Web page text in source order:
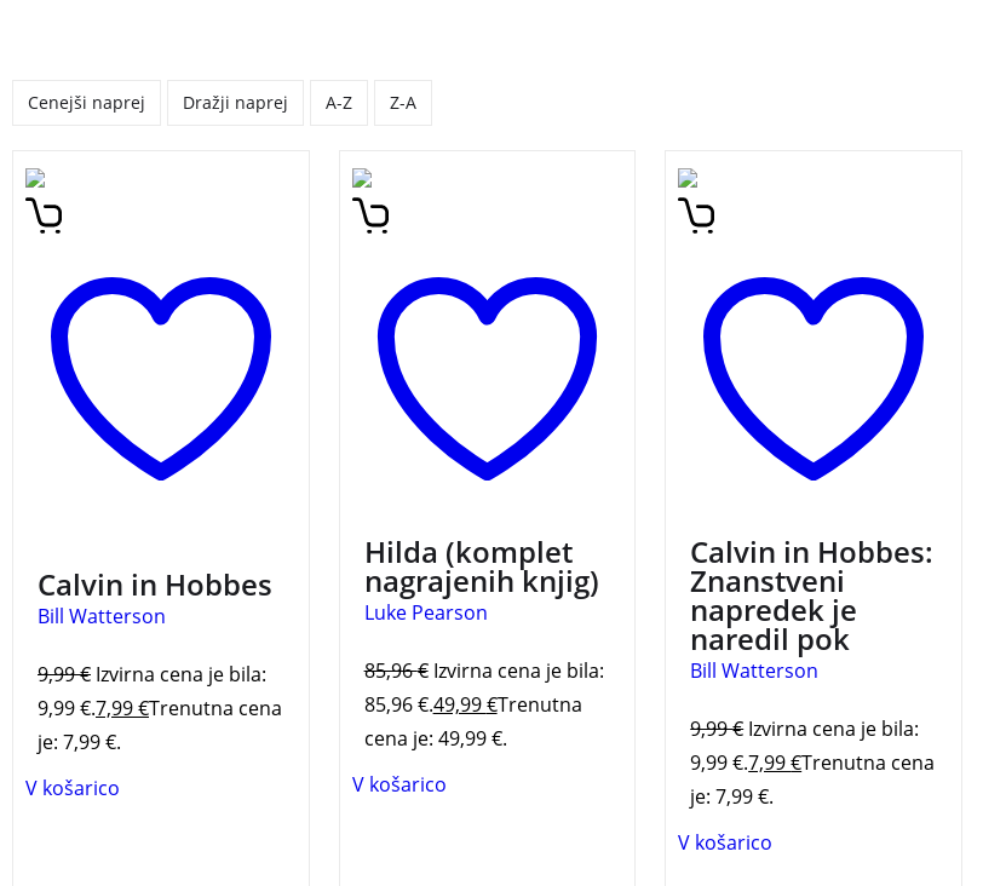
Cenejši naprej Dražji naprej A-Z Z-A
Že peta knjiga v seriji
stripov o legendarnih
Hobbesu.
Calvin in Hobbes
Bill Watterson
9,99€ Izvirna cena je bila:
9,99 €.7,99€Trenutna cena
je: 7,99 €.
V košarico
Dogodivščine pustolovske
deklice Hilde, ki živi visoko
poln nenavadnih bitij …
Knjige so prejele priznanje
Zlata hruška, ki ga za
kakovostno mladinsko
književnost podeljuje
Mestna knjižnica Ljubljana.
HILDA LUKE PEARSON
BOŠTJAN GORENC STRIPI
Hilda (komplet
nagrajenih knjig)
Luke Pearson
85,96€ Izvirna cena je bila:
85,96 €.49,99€Trenutna
cena je: 49,99 €.
V košarico
Nova knjiga zbranih
stripov o dogodivščinah
sodi med trojico svetovno
najbolj popularnih stripov.
Calvin in Hobbes:
Znanstveni
napredek je
naredil pok
Bill Watterson
9,99€ Izvirna cena je bila:
9,99 €.7,99€Trenutna cena
je: 7,99 €.
V košarico